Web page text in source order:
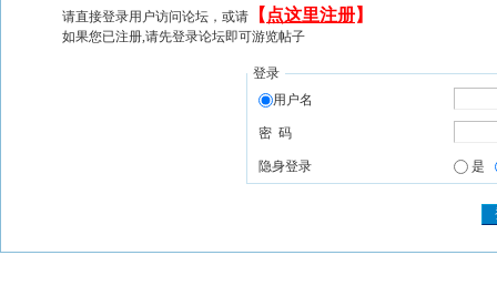
请直接登录用户访问论坛，或请 【 点这里注册】
如果您已注册,请先登录论坛即可游览帖子
登录
用户名
密 码
隐身登录 是